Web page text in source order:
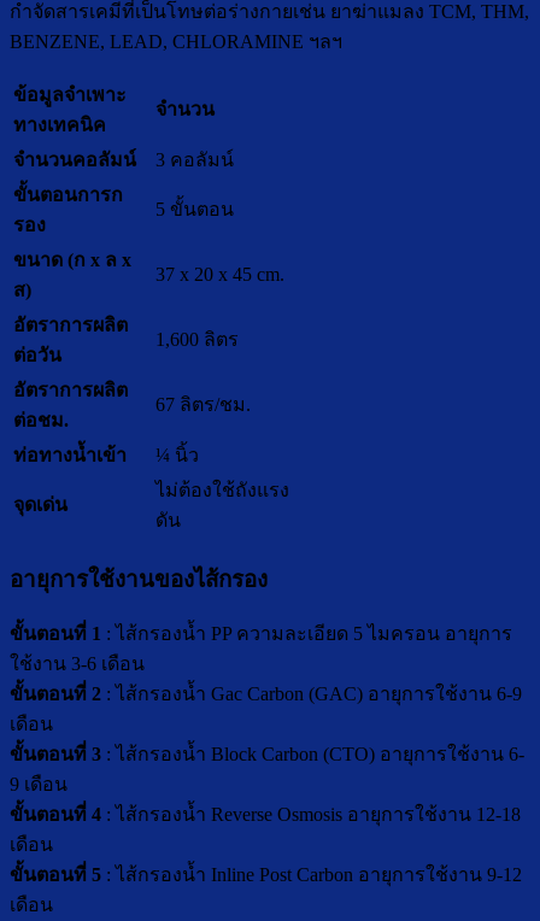
กำจัดสารเคมีที่เป็นโทษต่อร่างกายเช่น ยาฆ่าแมลง TCM, THM,
BENZENE, LEAD, CHLORAMINE ฯลฯ
ข้อมูลจำเพาะ
ทางเทคนิค
จำนวน
จำนวนคอลัมน์
3 คอลัมน์
ขั้นตอนการก
รอง
5 ขั้นตอน
ขนาด (ก x ล x
ส)
37 x 20 x 45 cm.
อัตราการผลิต
ต่อวัน
1,600 ลิตร
อัตราการผลิต
ต่อชม.
67 ลิตร/ชม.
ท่อทางน้ำเข้า ¼ นิ้ว
จุดเด่น
ไม่ต้องใช้ถังแรง
ดัน
อายุการใช้งานของไส้กรอง
ขั้นตอนที่ 1 : ไส้กรองน้ำ PP ความละเอียด 5 ไมครอน อายุการ
ใช้งาน 3-6 เดือน
ขั้นตอนที่ 2 : ไส้กรองน้ำ Gac Carbon (GAC) อายุการใช้งาน 6-9
เดือน
ขั้นตอนที่ 3 : ไส้กรองน้ำ Block Carbon (CTO) อายุการใช้งาน 6-
9 เดือน
ขั้นตอนที่ 4 : ไส้กรองน้ำ Reverse Osmosis อายุการใช้งาน 12-18
เดือน
ขั้นตอนที่ 5 : ไส้กรองน้ำ Inline Post Carbon อายุการใช้งาน 9-12
เดือน